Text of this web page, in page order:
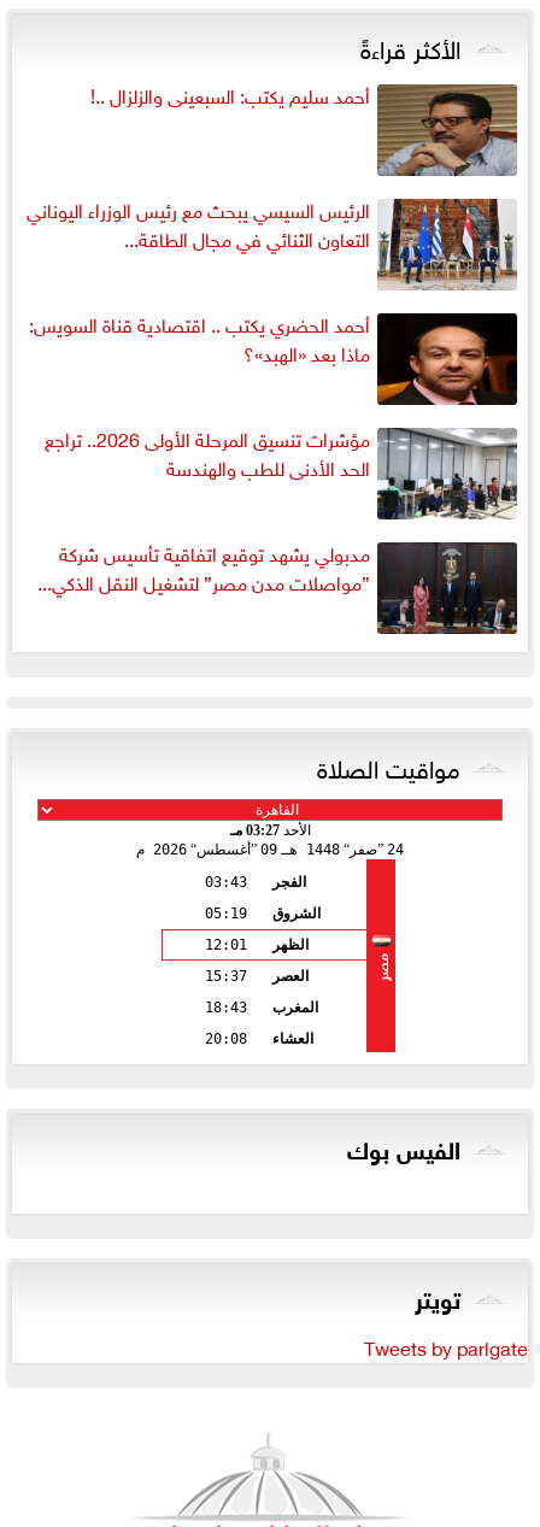
الأكثر قراءةً
أحمد سليم يكتب: السبعينى والزلزال ..!
الرئيس السيسي يبحث مع رئيس الوزراء اليوناني
التعاون الثنائي في مجال الطاقة...
أحمد الحضري يكتب .. اقتصادية قناة السويس:
ماذا بعد «الهبد»؟
مؤشرات تنسيق المرحلة الأولى 2026.. تراجع
الحد الأدنى للطب والهندسة
مدبولي يشهد توقيع اتفاقية تأسيس شركة
”مواصلات مدن مصر” لتشغيل النقل الذكي...
مواقيت الصلاة
الأحد03:27 مـ
24 صفر 1448 هـ 09 أغسطس 2026 م
مصر
الفجر
03:43
الشروق
05:19
الظهر
12:01
العصر
15:37
المغرب
18:43
العشاء
20:08
الفيس بوك
تويتر
Tweets by parlgate